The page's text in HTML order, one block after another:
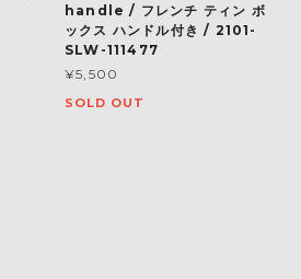
handle / フレンチ ティン ボ
ックス ハンドル付き / 2101-
SLW-111477
¥5,500
SOLD OUT